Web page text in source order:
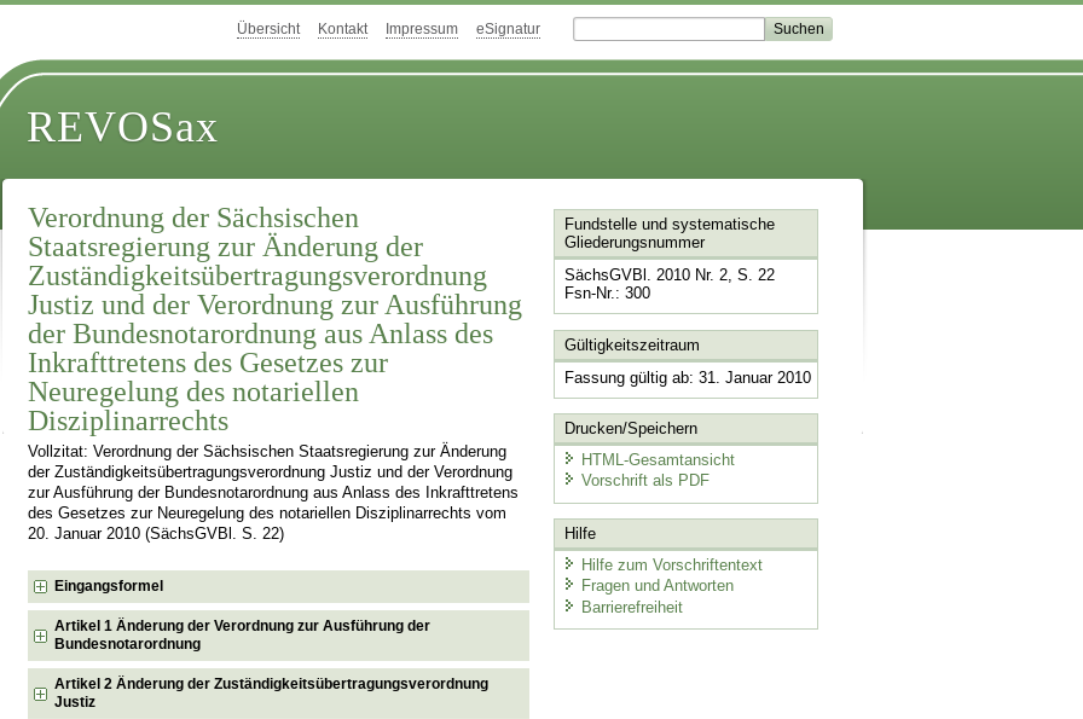
Übersicht Kontakt Impressum eSignatur
REVOSax
Verordnung der Sächsischen
Staatsregierung zur Änderung der
Zuständigkeitsübertragungsverordnung
Justiz und der Verordnung zur Ausführung
der Bundesnotarordnung aus Anlass des
Inkrafttretens des Gesetzes zur
Neuregelung des notariellen
Disziplinarrechts
Vollzitat: Verordnung der Sächsischen Staatsregierung zur Änderung
der Zuständigkeitsübertragungsverordnung Justiz und der Verordnung
zur Ausführung der Bundesnotarordnung aus Anlass des Inkrafttretens
des Gesetzes zur Neuregelung des notariellen Disziplinarrechts vom
20. Januar 2010 (SächsGVBl. S. 22)
Eingangsformel
Artikel 1 Änderung der Verordnung zur Ausführung der
Bundesnotarordnung
Artikel 2 Änderung der Zuständigkeitsübertragungsverordnung
Justiz
Fundstelle und systematische
Gliederungsnummer
SächsGVBl. 2010 Nr. 2, S. 22
Fsn-Nr.: 300
Gültigkeitszeitraum
Fassung gültig ab: 31. Januar 2010
Drucken/Speichern
HTML-Gesamtansicht
Vorschrift als PDF
Hilfe
Hilfe zum Vorschriftentext
Fragen und Antworten
Barrierefreiheit